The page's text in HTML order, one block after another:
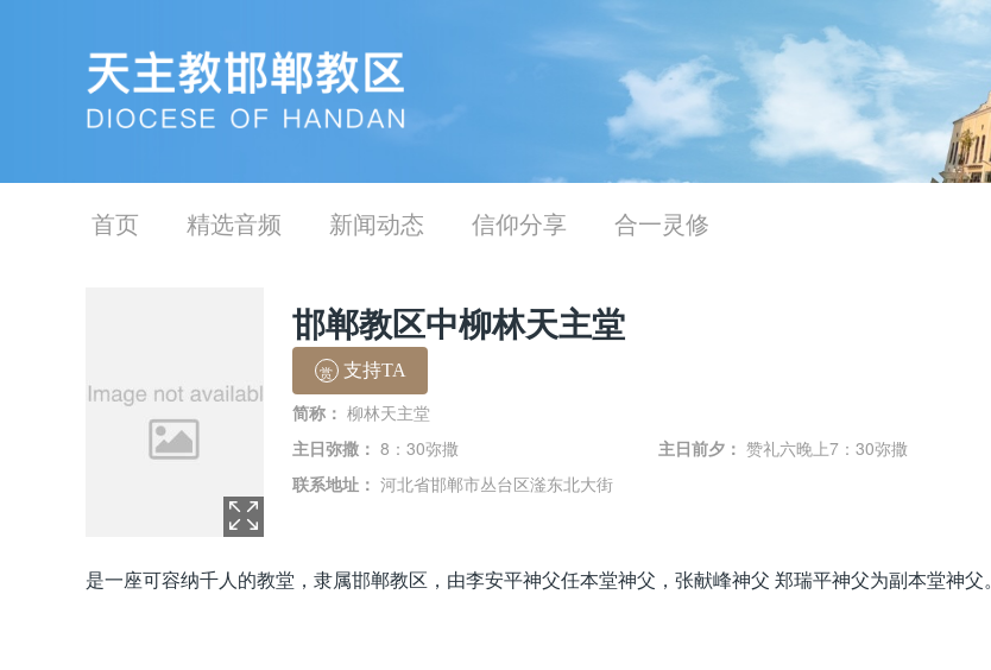
首页 精选音频 新闻动态 信仰分享 合一灵修
邯郸教区中柳林天主堂
赏 支持TA
简称： 柳林天主堂
主日弥撒： 8：30弥撒 主日前夕： 赞礼六晚上7：30弥撒
联系地址： 河北省邯郸市丛台区滏东北大街
是一座可容纳千人的教堂，隶属邯郸教区，由李安平神父任本堂神父，张献峰神父 郑瑞平神父为副本堂神父。